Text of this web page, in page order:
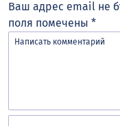
Ваш адрес email не
поля помечены *